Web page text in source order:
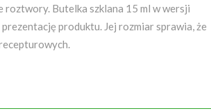
roztwory. Butelka szklana 15 ml w wersji
produktu. Jej rozmiar sprawia, że